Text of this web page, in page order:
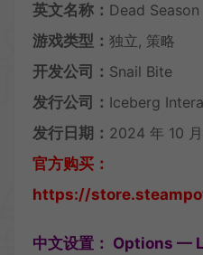
英文名称： Dead Season
游戏类型： 独立, 策略
开发公司： Snail Bite
发行公司： Iceberg
发行日期： 2024 年 10
官方购买：
https://
中文设置： Options —